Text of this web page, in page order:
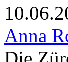
Anna